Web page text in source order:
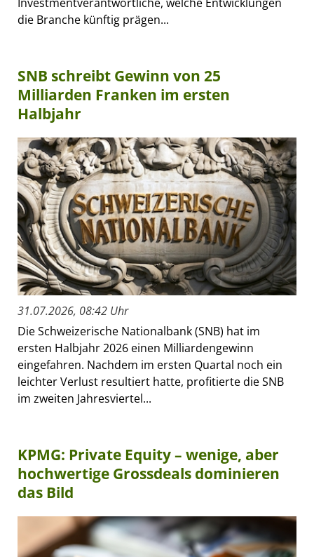
Investmentverantwortliche, welche Entwicklungen
die Branche künftig prägen...
SNB schreibt Gewinn von 25
Milliarden Franken im ersten
Halbjahr
31.07.2026, 08:42 Uhr
Die Schweizerische Nationalbank (SNB) hat im
ersten Halbjahr 2026 einen Milliardengewinn
eingefahren. Nachdem im ersten Quartal noch ein
leichter Verlust resultiert hatte, profitierte die SNB
im zweiten Jahresviertel...
KPMG: Private Equity – wenige, aber
hochwertige Grossdeals dominieren
das Bild